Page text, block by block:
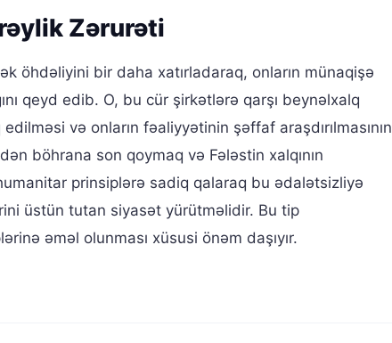
Zərurəti
öhdəliyini bir daha xatırladaraq, onların münaqişə
qeyd edib. O, bu cür şirkətlərə qarşı beynəlxalq
və onların fəaliyyətinin şəffaf araşdırılmasının
böhrana son qoymaq və Fələstin xalqının
prinsiplərə sadiq qalaraq bu ədalətsizliyə
üstün tutan siyasət yürütməlidir. Bu tip
əməl olunması xüsusi önəm daşıyır.